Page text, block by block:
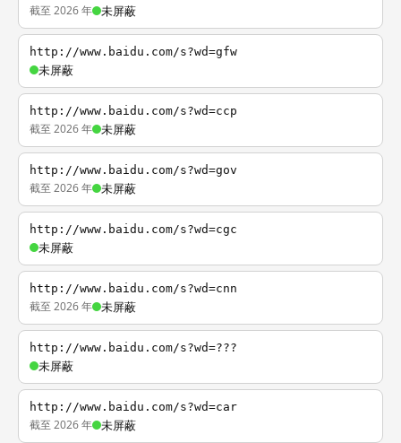
截至 2026 年 未屏蔽
http://www.baidu.com/s?wd=gfw
未屏蔽
http://www.baidu.com/s?wd=ccp
截至 2026 年 未屏蔽
http://www.baidu.com/s?wd=gov
截至 2026 年 未屏蔽
http://www.baidu.com/s?wd=cgc
未屏蔽
http://www.baidu.com/s?wd=cnn
截至 2026 年 未屏蔽
http://www.baidu.com/s?wd=???
未屏蔽
http://www.baidu.com/s?wd=car
截至 2026 年 未屏蔽